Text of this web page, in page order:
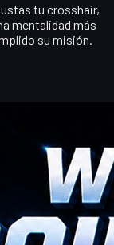
tu crosshair,
mentalidad más
su misión.
blog de
UUSKINS
esta
Regalo extra.